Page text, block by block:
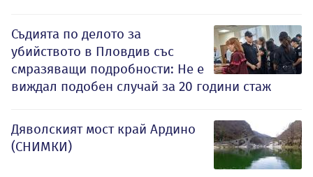
Съдията по делото за
убийството в Пловдив със
смразяващи подробности: Не е
виждал подобен случай за 20 години стаж
Дяволският мост край Ардино
(СНИМКИ)